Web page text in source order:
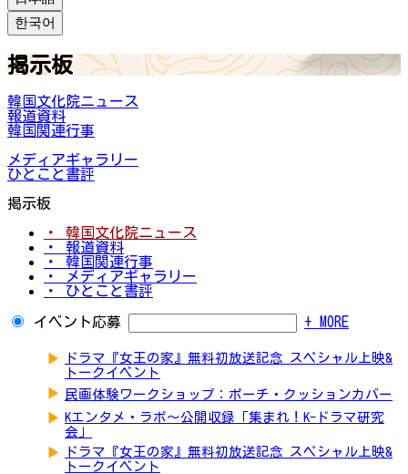
한국어
掲示板
韓国文化院ニュース
報道資料
韓国関連行事
メディアギャラリー
ひとこと書評
掲示板
・ 韓国文化院ニュース
・ 報道資料
・ 韓国関連行事
・ メディアギャラリー
・ ひとこと書評
イベント応募 + MORE
▶
ドラマ『女王の家』無料初放送記念 スペシャル上映&
トークイベント
▶ 民画体験ワークショップ：ポーチ・クッションカバー
▶ Kエンタメ・ラボ～公開収録「集まれ！K-ドラマ研究
会」
▶
ドラマ『女王の家』無料初放送記念 スペシャル上映&
トークイベント